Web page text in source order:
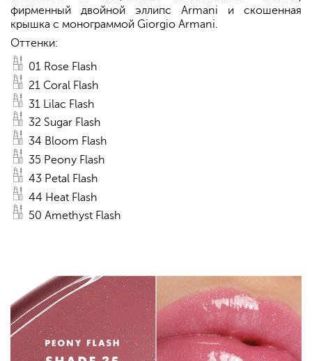
фирменный двойной эллипс Armani и скошенная
крышка с монограммой Giorgio Armani.
Оттенки:
01 Rose Flash
21 Coral Flash
31 Lilac Flash
32 Sugar Flash
34 Bloom Flash
35 Peony Flash
43 Petal Flash
44 Heat Flash
50 Amethyst Flash